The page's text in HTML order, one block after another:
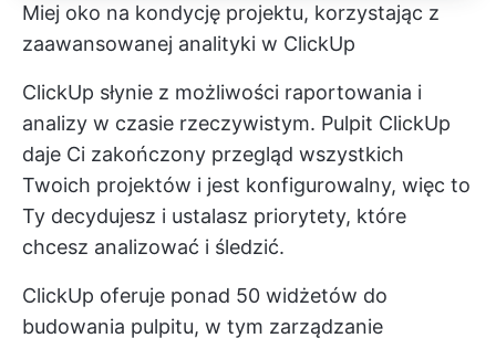
Miej oko na kondycję projektu, korzystając z
zaawansowanej analityki w ClickUp
ClickUp słynie z możliwości raportowania i
analizy w czasie rzeczywistym. Pulpit ClickUp
daje Ci zakończony przegląd wszystkich
Twoich projektów i jest konfigurowalny, więc to
Ty decydujesz i ustalasz priorytety, które
chcesz analizować i śledzić.
ClickUp oferuje ponad 50 widżetów do
budowania pulpitu, w tym zarządzanie